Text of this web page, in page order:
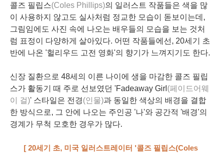
콜즈 필립스(Coles Phillips)의 일러스트 작품들은 색을 많
이 사용하지 않고도 실사처럼 정교한 모습이 돋보이는데,
그림임에도 사진 속에 나오는 배우들의 모습을 보는 것처
럼 표정이 다양하게 살아있다. 어떤 작품들에선, 20세기 초
반에 나온 '헐리우드 고전 영화'의 향기가 느껴지기도 한다.
신장 질환으로 48세의 이른 나이에 생을 마감한 콜즈 필립
스가 활동기 때 주로 선보였던 'Fadeaway Girl (페이드어웨
이 걸)' 스타일은 전경(인물)과 동일한 색상의 배경을 결합
한 방식으로, 그 안에 나오는 주인공 '나'와 공간적 '배경'의
경계가 무척 모호한 경우가 많다.
[ 20세기 초, 미국 일러스트레이터 '콜즈 필립스(Coles